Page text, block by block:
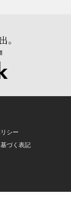
。
シー
づく表記